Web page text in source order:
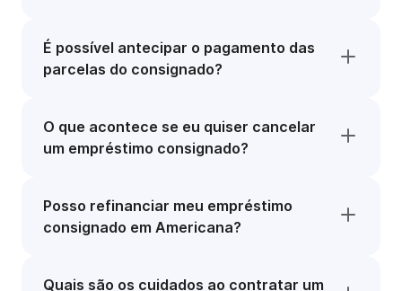
É possível antecipar o pagamento das
parcelas do consignado?
O que acontece se eu quiser cancelar
um empréstimo consignado?
Posso refinanciar meu empréstimo
consignado em Americana?
Quais são os cuidados ao contratar um